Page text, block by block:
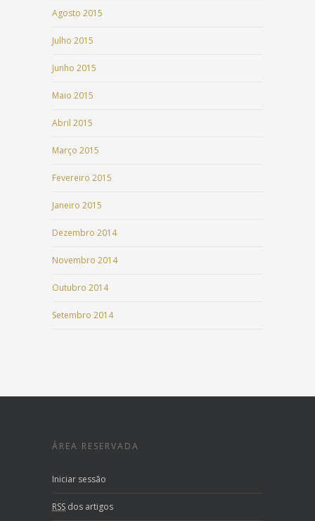
Agosto 2015
Julho 2015
Junho 2015
Maio 2015
Abril 2015
Março 2015
Fevereiro 2015
Janeiro 2015
Dezembro 2014
Novembro 2014
Outubro 2014
Setembro 2014
ÁREA RESERVADA
Iniciar sessão
RSS dos artigos